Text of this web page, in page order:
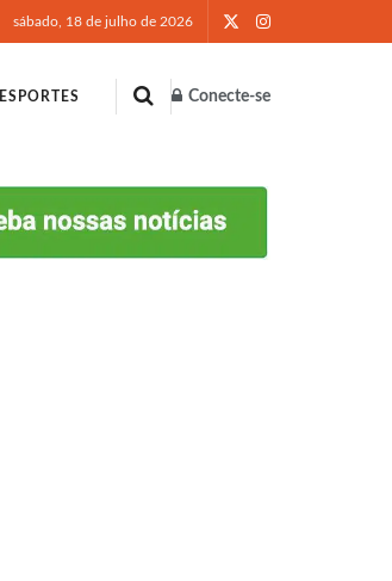
sábado, 18 de julho de 2026
ESPORTES Conecte-se